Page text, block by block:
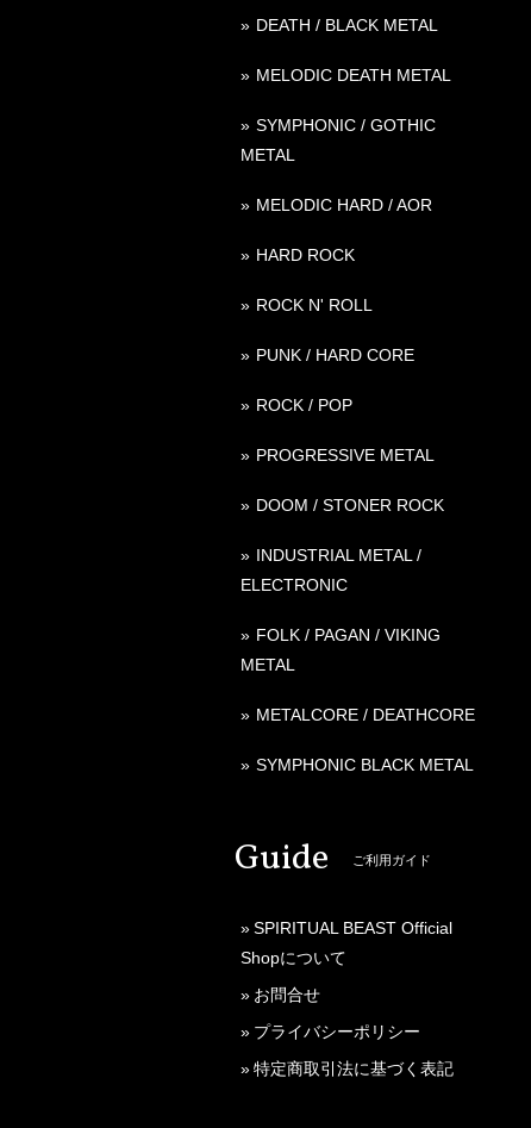
DEATH / BLACK METAL
MELODIC DEATH METAL
SYMPHONIC / GOTHIC
METAL
MELODIC HARD / AOR
HARD ROCK
ROCK N' ROLL
PUNK / HARD CORE
ROCK / POP
PROGRESSIVE METAL
DOOM / STONER ROCK
INDUSTRIAL METAL /
ELECTRONIC
FOLK / PAGAN / VIKING
METAL
METALCORE / DEATHCORE
SYMPHONIC BLACK METAL
Guide ご利用ガイド
SPIRITUAL BEAST Official
Shopについて
お問合せ
プライバシーポリシー
特定商取引法に基づく表記